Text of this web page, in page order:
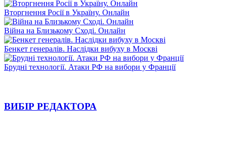
Вторгнення Росії в Україну. Онлайн
Війна на Близькому Сході. Онлайн
Бенкет генералів. Наслідки вибуху в Москві
Брудні технології. Атаки РФ на вибори у Франції
ВИБІР РЕДАКТОРА